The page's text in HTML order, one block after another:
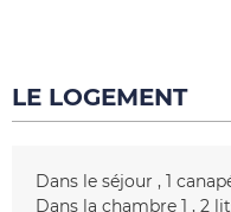
LE LOGEMENT
Dans le séjour 1
Dans la chambre 1
2